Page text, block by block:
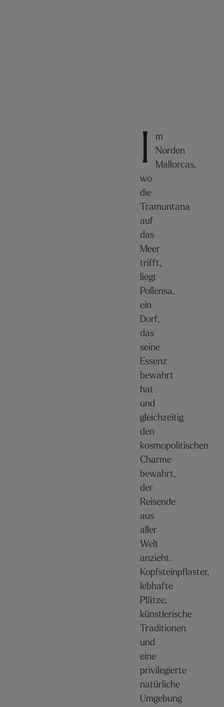
I
m
Norden
Mallorcas,
wo
die
Tramuntana
auf
das
Meer
trifft,
liegt
Pollensa,
ein
Dorf,
das
seine
Essenz
bewahrt
hat
und
gleichzeitig
den
kosmopolitischen
Charme
bewahrt,
der
Reisende
aus
aller
Welt
anzieht.
Kopfsteinpflaster,
lebhafte
Plätze,
künstlerische
Traditionen
und
eine
privilegierte
natürliche
Umgebung